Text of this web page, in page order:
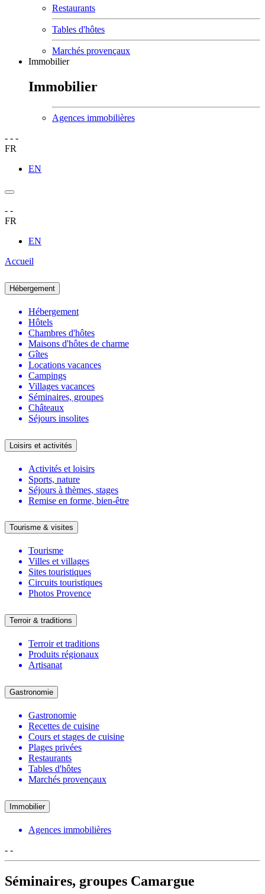
Restaurants
Tables d'hôtes
Marchés provençaux
Immobilier
Immobilier
Agences immobilières
- - -
FR
EN
- -
FR
EN
Accueil
Hébergement
Hébergement
Hôtels
Chambres d'hôtes
Maisons d'hôtes de charme
Gîtes
Locations vacances
Campings
Villages vacances
Séminaires, groupes
Châteaux
Séjours insolites
Loisirs et activités
Activités et loisirs
Sports, nature
Séjours à thèmes, stages
Remise en forme, bien-être
Tourisme & visites
Tourisme
Villes et villages
Sites touristiques
Circuits touristiques
Photos Provence
Terroir & traditions
Terroir et traditions
Produits régionaux
Artisanat
Gastronomie
Gastronomie
Recettes de cuisine
Cours et stages de cuisine
Plages privées
Restaurants
Tables d'hôtes
Marchés provençaux
Immobilier
Agences immobilières
- -
Séminaires, groupes Camargue